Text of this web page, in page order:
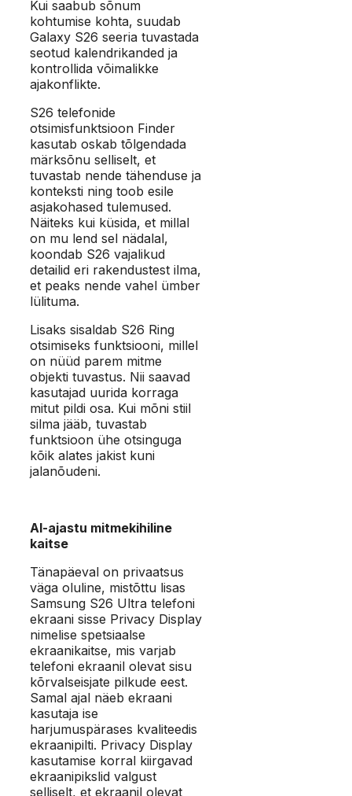
Kui saabub sõnum
kohtumise kohta, suudab
Galaxy S26 seeria tuvastada
seotud kalendrikanded ja
kontrollida võimalikke
ajakonflikte.
S26 telefonide
otsimisfunktsioon Finder
kasutab oskab tõlgendada
märksõnu selliselt, et
tuvastab nende tähenduse ja
konteksti ning toob esile
asjakohased tulemused.
Näiteks kui küsida, et millal
on mu lend sel nädalal,
koondab S26 vajalikud
detailid eri rakendustest ilma,
et peaks nende vahel ümber
lülituma.
Lisaks sisaldab S26 Ring
otsimiseks funktsiooni, millel
on nüüd parem mitme
objekti tuvastus. Nii saavad
kasutajad uurida korraga
mitut pildi osa. Kui mõni stiil
silma jääb, tuvastab
funktsioon ühe otsinguga
kõik alates jakist kuni
jalanõudeni.
AI-ajastu mitmekihiline
kaitse
Tänapäeval on privaatsus
väga oluline, mistõttu lisas
Samsung S26 Ultra telefoni
ekraani sisse Privacy Display
nimelise spetsiaalse
ekraanikaitse, mis varjab
telefoni ekraanil olevat sisu
kõrvalseisjate pilkude eest.
Samal ajal näeb ekraani
kasutaja ise
harjumuspärases kvaliteedis
ekraanipilti. Privacy Display
kasutamise korral kiirgavad
ekraanipikslid valgust
selliselt, et ekraanil olevat